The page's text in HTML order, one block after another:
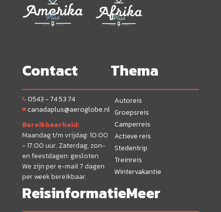
Contact
0543 - 74 53 74
canadaplus@aeroglobe.nl
Bereikbaarheid:
Maandag t/m vrijdag: 10:00
- 17:00 uur. Zaterdag, zon-
en feestdagen: gesloten
We zijn per e-mail 7 dagen
per week bereikbaar.
Thema
Autoreis
Groepsreis
Camperreis
Actieve reis
Stedentrip
Treinreis
Wintervakantie
ReisinformatieMeer